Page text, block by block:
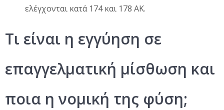
ελέγχονται κατά 174 και 178 ΑΚ.
Τι είναι η εγγύηση σε
επαγγελματική μίσθωση και
ποια η νομική της φύση;